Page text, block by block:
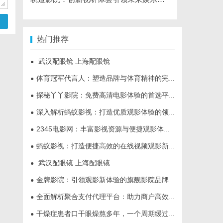
热门推荐
● 武汉配眼镜 上海配眼镜
● 体育冠军代言人：塑造品牌与体育精神的完美结合
● 探秘丫丫影院：免费高清电影体验的首选平台
● 深入解析蚂蚁影视：打造优质观影体验的领先平台
● 2345电影网：丰富影视资源与便捷观影体验的最佳选择
● 蚂蚁影视：打造便捷高效的在线视频观影新体验
● 武汉配眼镜 上海配眼镜
● 金牌影院：引领观影新体验的旗舰影院品牌
● 全面解析聚合支付代理平台：助力商户高效管理多渠道支付
● 干燥症患者口干眼燥熬多年，一个周期缓过来？老中医：一张辨证方对症，身体找回津液